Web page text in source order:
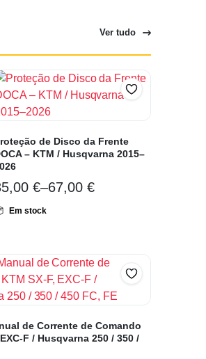
Ver tudo
de Disco da Frente
– KTM / Husqvarna 2015–
€–67,00 €
Em stock
de Corrente de Comando
F / Husqvarna 250 / 350 /